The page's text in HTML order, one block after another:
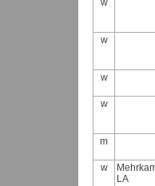
w
w
w
w
m
w
LA